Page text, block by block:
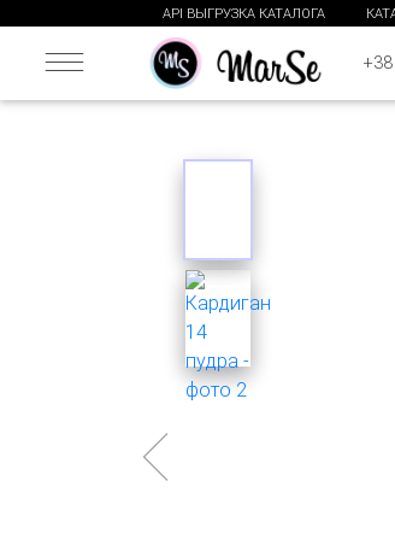
API ВЫГРУЗКА КАТАЛОГА